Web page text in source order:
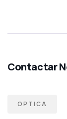
OPTICA